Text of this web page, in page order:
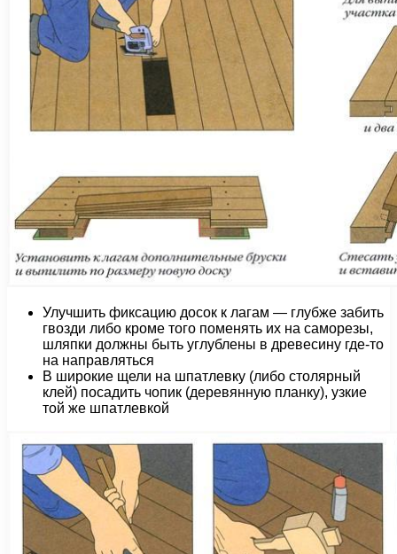
Улучшить фиксацию досок к лагам — глубже забить
гвозди либо кроме того поменять их на саморезы,
шляпки должны быть углублены в древесину где-то
на направляться
В широкие щели на шпатлевку (либо столярный
клей) посадить чопик (деревянную планку), узкие
той же шпатлевкой